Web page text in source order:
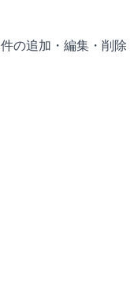
の追加・編集・削除